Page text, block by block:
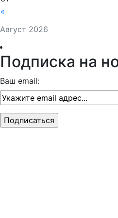
Август 2026
«
Подписка на
Ваш email: